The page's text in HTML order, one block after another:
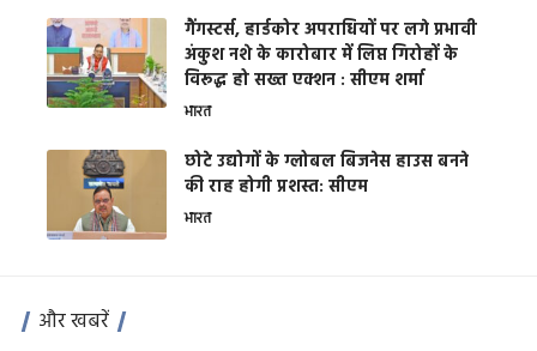
गैंगस्टर्स, हार्डकोर अपराधियों पर लगे प्रभावी
अंकुश नशे के कारोबार में लिप्त गिरोहों के
विरूद्ध हो सख्त एक्शन : सीएम शर्मा
भारत
छोटे उद्योगों के ग्लोबल बिजनेस हाउस बनने
की राह होगी प्रशस्त: सीएम
भारत
और खबरें